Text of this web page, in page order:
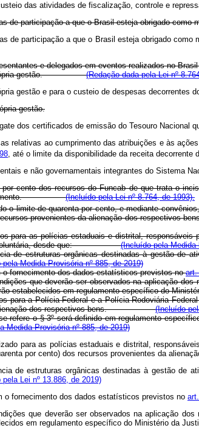
custeio das atividades de fiscalização, controle e
de participação a que o Brasil esteja obrigado
de participação a que o Brasil esteja obrigado
e delegados em eventos realizados no
própria gestão.(Redação dada pela Lei nº
gestão e para o custeio de despesas
gestão.
dos certificados de emissão do Tesouro
relativas ao cumprimento das atribuições e às
, até o limite da disponibilidade da receita decorrente
e não governamentais integrantes do
por cento dos recursos do Funcab de que trata o
(Incluído pela Lei nº 8.764, de 1993).
o limite de quarenta por cento, e mediante
recursos provenientes da alienação dos
para as polícias estaduais e distrital,
voluntária, desde que:(Incluído pela Medida
de estruturas orgânicas destinadas à gestão de
pela Medida Provisória nº 885, de 2019)
o fornecimento dos dados estatísticos previstos noart.
que deverão ser observados na aplicação
estabelecidos em regulamento específico do
para a Polícia Federal e a Polícia Rodoviária
dos respectivos bens.
(Incluído
refere o § 3º será definido em regulamento
Medida Provisória nº 885, de 2019)
para as polícias estaduais e distrital,
por cento) dos recursos provenientes da
de estruturas orgânicas destinadas à gestão de
Lei nº 13.886, de 2019)
o fornecimento dos dados estatísticos previstos no
que deverão ser observados na aplicação
em regulamento específico do Ministério